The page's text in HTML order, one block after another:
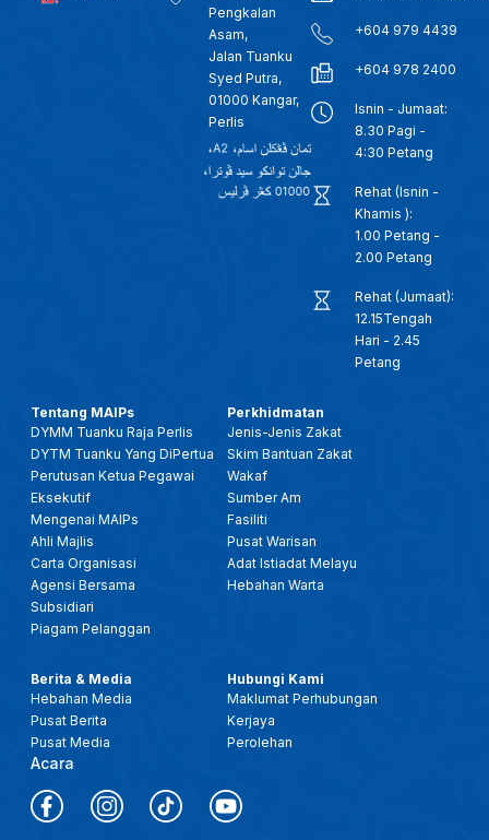
Pengkalan
Asam,
Jalan Tuanku
Syed Putra,
01000 Kangar,
Perlis
+604 979 4439
+604 978 2400
Isnin - Jumaat:
8.30 Pagi -
4:30 Petang
Rehat (Isnin -
Khamis ):
1.00 Petang -
2.00 Petang
Rehat (Jumaat):
12.15Tengah
Hari - 2.45
Petang
Tentang MAIPs
DYMM Tuanku Raja Perlis
DYTM Tuanku Yang DiPertua
Perutusan Ketua Pegawai
Eksekutif
Mengenai MAIPs
Ahli Majlis
Carta Organisasi
Agensi Bersama
Subsidiari
Piagam Pelanggan
Perkhidmatan
Jenis-Jenis Zakat
Skim Bantuan Zakat
Wakaf
Sumber Am
Fasiliti
Pusat Warisan
Adat Istiadat Melayu
Hebahan Warta
Berita & Media
Hebahan Media
Pusat Berita
Pusat Media
Acara
Hubungi Kami
Maklumat Perhubungan
Kerjaya
Perolehan